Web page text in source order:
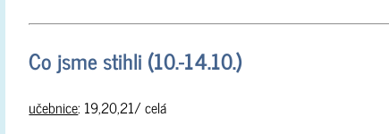
Co jsme stihli (10.-14.10.)
učebnice: 19,20,21/ celá